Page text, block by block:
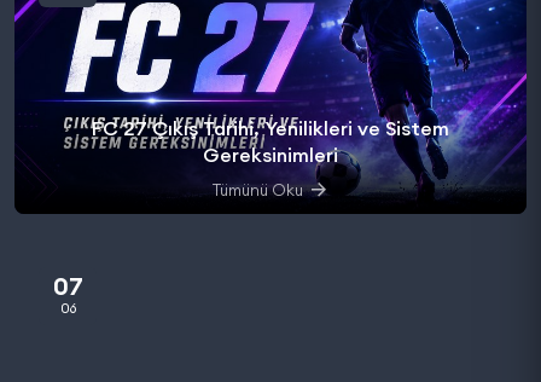
FC 27 Çıkış Tarihi, Yenilikleri ve Sistem
Gereksinimleri
Tümünü Oku
07
06